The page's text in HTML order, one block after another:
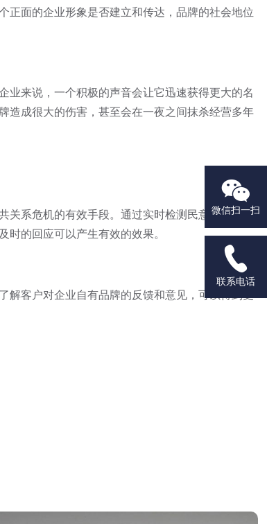
面的企业形象是否建立和传达，品牌的社会地位
来说，一个积极的声音会让它迅速获得更大的名
造成很大的伤害，甚至会在一夜之间抹杀经营多年
系危机的有效手段。通过实时检测民意，我们可
时的回应可以产生有效的效果。
客户对企业自有品牌的反馈和意见，可以得到更

微信扫一扫

联系电话